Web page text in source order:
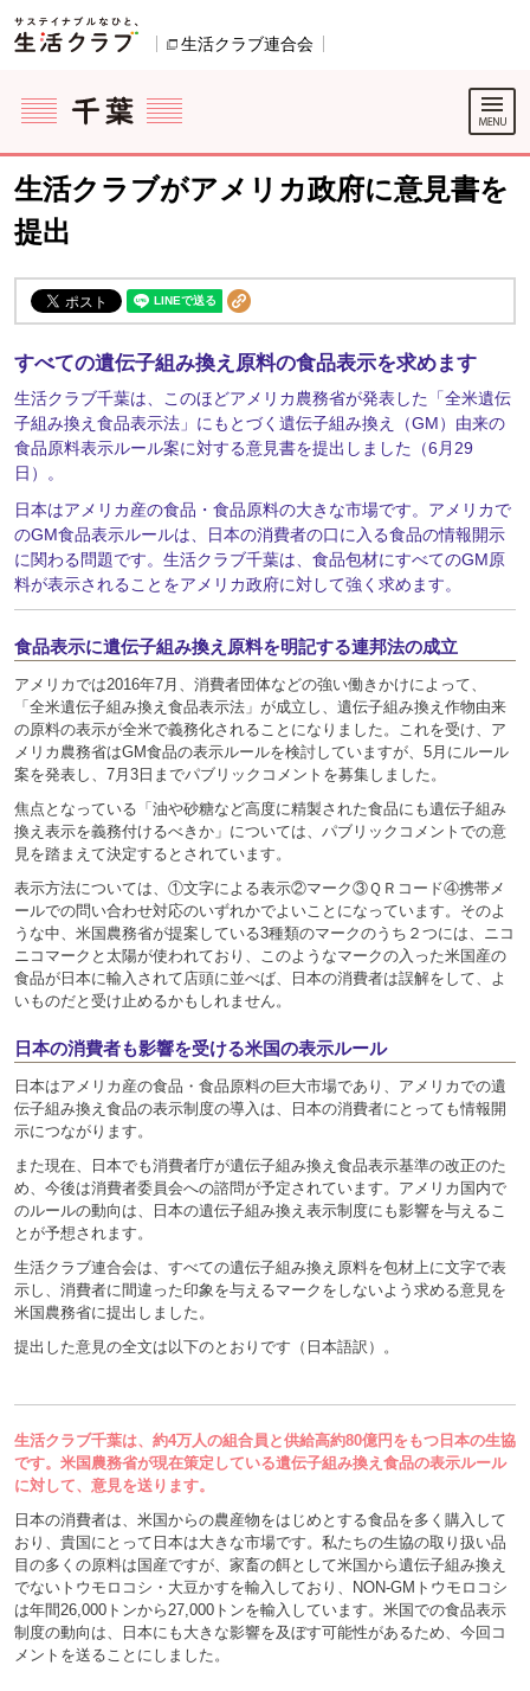
ページの先頭です。
生活クラブ連合会
ここからサイト内共通メニューです。
サイト内共通メニューをスキップする
サイト内共通メニューここまで。
生活クラブがアメリカ政府に意見書を
提出
すべての遺伝子組み換え原料の食品表示を求めます
生活クラブ千葉は、このほどアメリカ農務省が発表した「全米遺伝
子組み換え食品表示法」にもとづく遺伝子組み換え（GM）由来の
食品原料表示ルール案に対する意見書を提出しました（6月29
日）。
日本はアメリカ産の食品・食品原料の大きな市場です。アメリカで
のGM食品表示ルールは、日本の消費者の口に入る食品の情報開示
に関わる問題です。生活クラブ千葉は、食品包材にすべてのGM原
料が表示されることをアメリカ政府に対して強く求めます。
食品表示に遺伝子組み換え原料を明記する連邦法の成立
アメリカでは2016年7月、消費者団体などの強い働きかけによって、
「全米遺伝子組み換え食品表示法」が成立し、遺伝子組み換え作物由来
の原料の表示が全米で義務化されることになりました。これを受け、ア
メリカ農務省はGM食品の表示ルールを検討していますが、5月にルール
案を発表し、7月3日までパブリックコメントを募集しました。
焦点となっている「油や砂糖など高度に精製された食品にも遺伝子組み
換え表示を義務付けるべきか」については、パブリックコメントでの意
見を踏まえて決定するとされています。
表示方法については、①文字による表示②マーク③ＱＲコード④携帯メ
ールでの問い合わせ対応のいずれかでよいことになっています。そのよ
うな中、米国農務省が提案している3種類のマークのうち２つには、ニコ
ニコマークと太陽が使われており、このようなマークの入った米国産の
食品が日本に輸入されて店頭に並べば、日本の消費者は誤解をして、よ
いものだと受け止めるかもしれません。
日本の消費者も影響を受ける米国の表示ルール
日本はアメリカ産の食品・食品原料の巨大市場であり、アメリカでの遺
伝子組み換え食品の表示制度の導入は、日本の消費者にとっても情報開
示につながります。
また現在、日本でも消費者庁が遺伝子組み換え食品表示基準の改正のた
め、今後は消費者委員会への諮問が予定されています。アメリカ国内で
のルールの動向は、日本の遺伝子組み換え表示制度にも影響を与えるこ
とが予想されます。
生活クラブ連合会は、すべての遺伝子組み換え原料を包材上に文字で表
示し、消費者に間違った印象を与えるマークをしないよう求める意見を
米国農務省に提出しました。
提出した意見の全文は以下のとおりです（日本語訳）。
生活クラブ千葉は、約4万人の組合員と供給高約80億円をもつ日本の生協
です。米国農務省が現在策定している遺伝子組み換え食品の表示ルール
に対して、意見を送ります。
日本の消費者は、米国からの農産物をはじめとする食品を多く購入して
おり、貴国にとって日本は大きな市場です。私たちの生協の取り扱い品
目の多くの原料は国産ですが、家畜の餌として米国から遺伝子組み換え
でないトウモロコシ・大豆かすを輸入しており、NON-GMトウモロコシ
は年間26,000トンから27,000トンを輸入しています。米国での食品表示
制度の動向は、日本にも大きな影響を及ぼす可能性があるため、今回コ
メントを送ることにしました。